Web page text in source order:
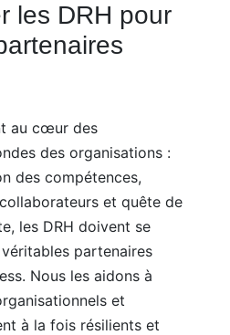
les DRH pour
au cœur des
des organisations :
des compétences,
et quête de
les DRH doivent se
partenaires
Nous les aidons à
et
à la fois résilients et